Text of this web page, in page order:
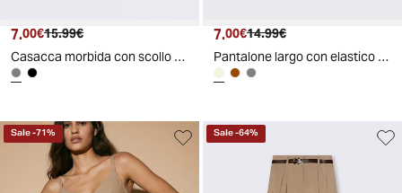
Prezzo attuale
7.00€ Prezzo originale
15.99€
Casacca morbida con scollo rotondo - Grigio fango
Prezzo attuale
7.00€ Prezzo originale
14.99€
Pantalone largo con elastico in vita - Beige
Sale-71% Sale-64%